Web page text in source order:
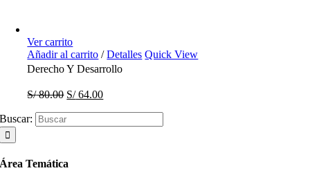
Ver carrito
Añadir al carrito / Detalles Quick View
Derecho Y Desarrollo
S/80.00 S/64.00
Buscar:
Área Temática